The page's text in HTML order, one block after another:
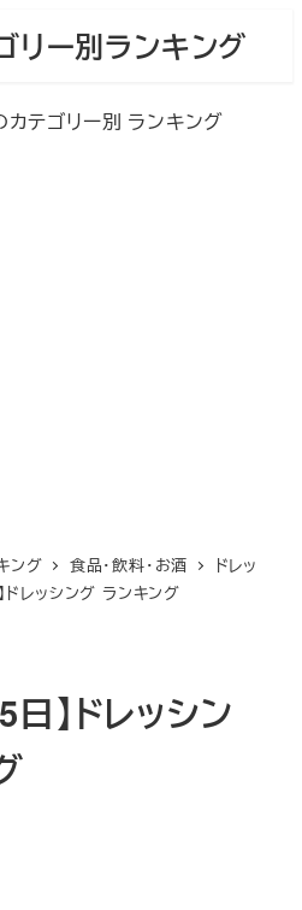
ー別ランキング
テゴリー別 ランキング
ング 食品・飲料・お酒
ドレッ
ドレッシング ランキング
】ドレッシン